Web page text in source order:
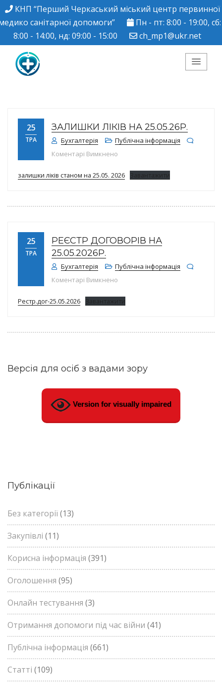
КНП “Перший Черкаський міський центр первинної
санітарної допомоги”
Пн - пт: 8:00 - 19:00, сб:
8:00 - 14:00, нд: 09:00 - 15:00
ch_mp1@ukr.net
Черкаський міський
центр ПМСД"
25
ТРА
ЗАЛИШКИ ЛІКІВ НА 25.05.26Р.
Бухгалтерія
Публічна інформація
Коментарі Вимкнено
залишки ліків станом на 25.05. 2026 Завантажити
25
ТРА
РЕЄСТР ДОГОВОРІВ НА
25.05.2026Р.
Бухгалтерія
Публічна інформація
Коментарі Вимкнено
Рестр.дог-25.05.2026 Завантажити
Версія для осіб з вадами зору
Version for visually impaired
Публікації
Без категорії(13)
Закупівлі (11)
Корисна інформація (391)
Оголошення (95)
Онлайн тестування (3)
Отримання допомоги під час війни (41)
Публічна інформація (661)
Статті (109)